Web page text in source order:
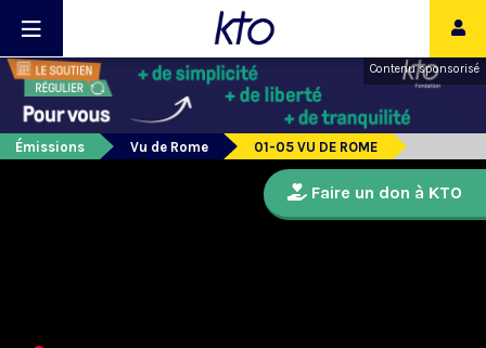
Contenu sponsorisé
Émissions Vu de Rome 01-05 VU DE ROME
Faire un don à KTO